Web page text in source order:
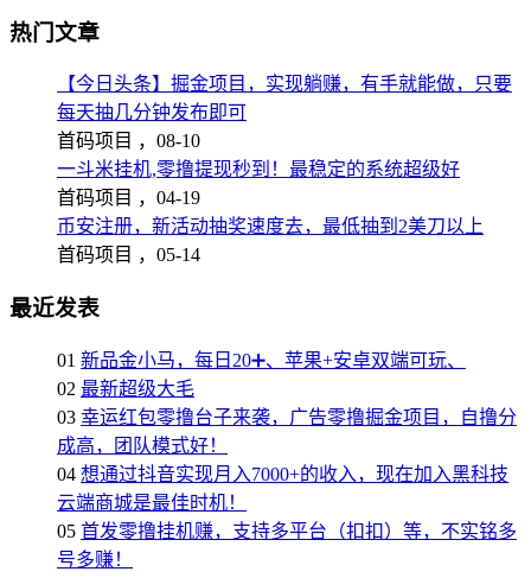
热门文章
【今日头条】掘金项目，实现躺赚，有手就能做，只要
每天抽几分钟发布即可
首码项目 ， 08-10
一斗米挂机,零撸提现秒到！最稳定的系统超级好
首码项目 ， 04-19
币安注册，新活动抽奖速度去，最低抽到2美刀以上
首码项目 ， 05-14
最近发表
01 新品金小马，每日20➕、苹果+安卓双端可玩、
02 最新超级大毛
03 幸运红包零撸台子来袭，广告零撸掘金项目，自撸分
成高，团队模式好！
04 想通过抖音实现月入7000+的收入，现在加入黑科技
云端商城是最佳时机！
05 首发零撸挂机赚，支持多平台（扣扣）等，不实铭多
号多赚！